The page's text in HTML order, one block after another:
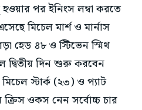
পর ইনিংস লম্বা করতে
মিচেল মার্শ ও মার্নাস
হেড ৪৮ ও স্টিভেন স্মিথ
দ্বিতীয় দিন শুরু করবেন
স্টার্ক (২৩) ও প্যাট
ক্রিস ওকস নেন সর্বোচ্চ চার